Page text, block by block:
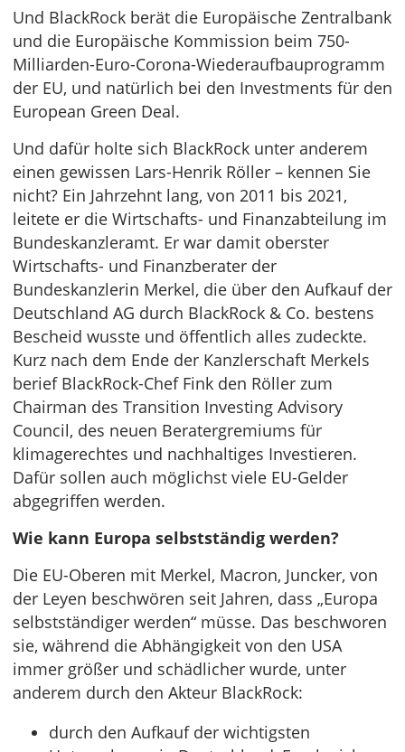
Und BlackRock berät die Europäische Zentralbank
und die Europäische Kommission beim 750-
Milliarden-Euro-Corona-Wiederaufbauprogramm
der EU, und natürlich bei den Investments für den
European Green Deal.
Und dafür holte sich BlackRock unter anderem
einen gewissen Lars-Henrik Röller – kennen Sie
nicht? Ein Jahrzehnt lang, von 2011 bis 2021,
leitete er die Wirtschafts- und Finanzabteilung im
Bundeskanzleramt. Er war damit oberster
Wirtschafts- und Finanzberater der
Bundeskanzlerin Merkel, die über den Aufkauf der
Deutschland AG durch BlackRock & Co. bestens
Bescheid wusste und öffentlich alles zudeckte.
Kurz nach dem Ende der Kanzlerschaft Merkels
berief BlackRock-Chef Fink den Röller zum
Chairman des Transition Investing Advisory
Council, des neuen Beratergremiums für
klimagerechtes und nachhaltiges Investieren.
Dafür sollen auch möglichst viele EU-Gelder
abgegriffen werden.
Wie kann Europa selbstständig werden?
Die EU-Oberen mit Merkel, Macron, Juncker, von
der Leyen beschwören seit Jahren, dass „Europa
selbstständiger werden“ müsse. Das beschworen
sie, während die Abhängigkeit von den USA
immer größer und schädlicher wurde, unter
anderem durch den Akteur BlackRock:
durch den Aufkauf der wichtigsten